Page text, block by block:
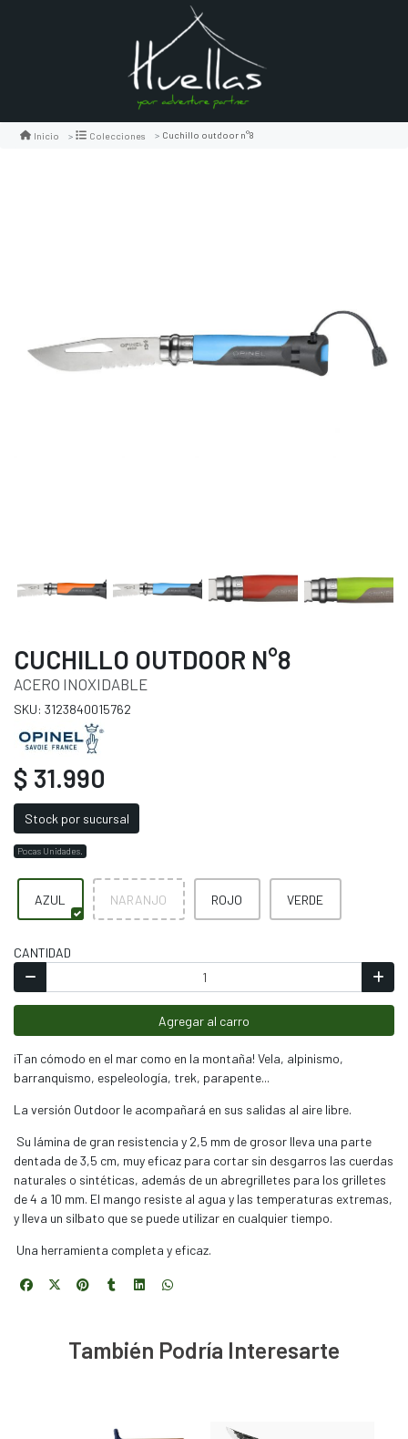
Inicio Colecciones Cuchillo outdoor n°8
CUCHILLO OUTDOOR N°8
ACERO INOXIDABLE
SKU: 3123840015762
$ 31.990
Stock por sucursal
Pocas Unidades.
AZUL NARANJO ROJO VERDE
CANTIDAD
Agregar al carro
¡Tan cómodo en el mar como en la montaña! Vela, alpinismo,
barranquismo, espeleología, trek, parapente...
La versión Outdoor le acompañará en sus salidas al aire libre.
Su lámina de gran resistencia y 2,5 mm de grosor lleva una parte
dentada de 3,5 cm, muy eficaz para cortar sin desgarros las cuerdas
naturales o sintéticas, además de un abregrilletes para los grilletes
de 4 a 10 mm. El mango resiste al agua y las temperaturas extremas,
y lleva un silbato que se puede utilizar en cualquier tiempo.
Una herramienta completa y eficaz.
También Podría Interesarte